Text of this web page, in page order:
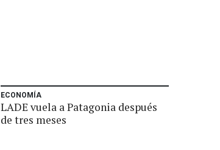
ECONOMÍA
LADE vuela a Patagonia después
de tres meses